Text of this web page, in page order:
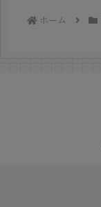
ホーム